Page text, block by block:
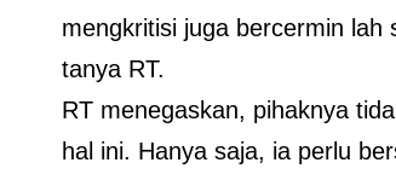
mengkritisi juga bercermin lah
tanya RT.
RT menegaskan, pihaknya
hal ini. Hanya saja, ia perlu